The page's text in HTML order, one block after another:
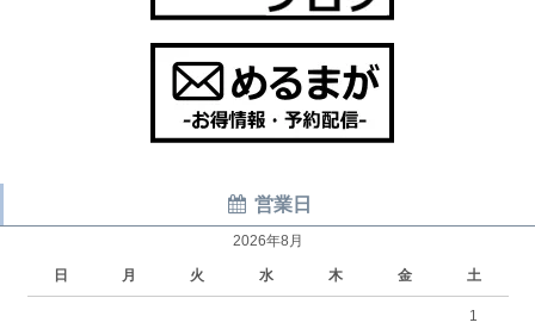
営業日
2026年8月
日 月 火 水 木 金 土
1